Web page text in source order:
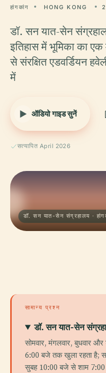
हांगकांग HONG KONG
डॉ. सन यात-सेन
इतिहास में भूमिका का
से संरक्षित एडवर्डियन
में
ऑडियो गाइड सुनें
सत्यापित April 2026
डॉ. सन यात-सेन संग्रहालय ·
सामान्य प्रश्न
डॉ. सन यात-सेन
सोमवार, मंगलवार, बुधवार
6:00 बजे तक खुला रहता है;
सुबह 10:00 बजे से शाम 7:00